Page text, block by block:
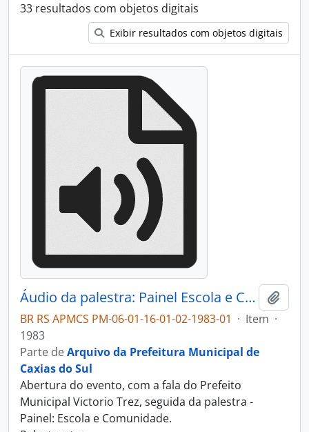
33 resultados com objetos digitais
Exibir resultados com objetos digitais
Áudio da palestra: Painel Escola e Comunidade - I Simpósio Municipal de Educação - 1983
BR RS APMCS PM-06-01-16-01-02-1983-01 · Item ·
1983
Parte deArquivo da Prefeitura Municipal de
Caxias do Sul
Abertura do evento, com a fala do Prefeito
Municipal Victorio Trez, seguida da palestra -
Painel: Escola e Comunidade.